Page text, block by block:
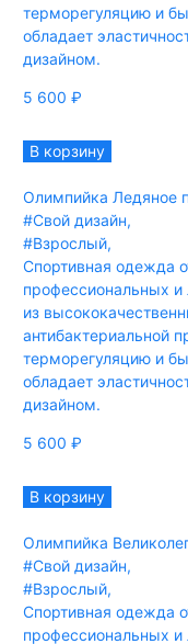
терморегуляцию и
обладает
дизайном.
5 600 ₽
В корзину
Олимпийка Ледяное
#Свой дизайн,
#Взрослый,
Спортивная одежда
профессиональных и
из
антибактериальной
терморегуляцию и
обладает
дизайном.
5 600 ₽
В корзину
Олимпийка
#Свой дизайн,
#Взрослый,
Спортивная одежда
профессиональных и